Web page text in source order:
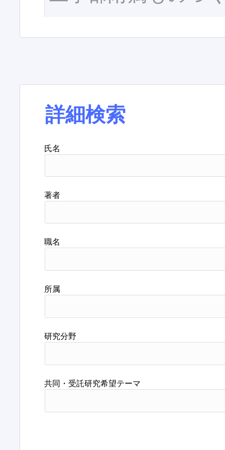
詳細検索
氏名
著者
職名
所属
研究分野
共同・受託研究希望テーマ